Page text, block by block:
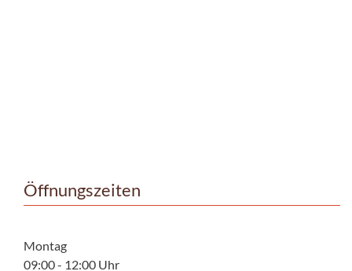
Öffnungszeiten
Montag
09:00 - 12:00 Uhr